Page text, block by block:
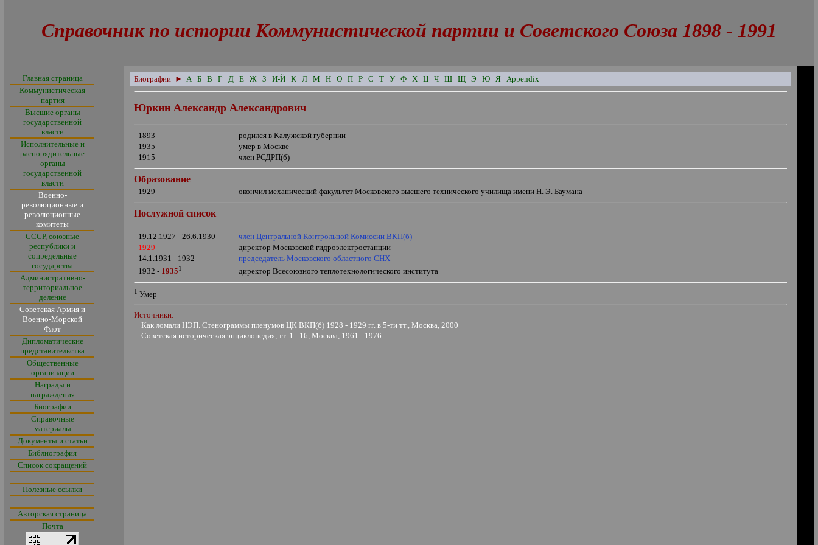
Справочник по истории Коммунистической партии и Советского Союза 1898 - 1991
Главная страница
Коммунистическая
партия
Высшие органы
государственной
власти
Исполнительные и
распорядительные
органы
государственной
власти
Военно-
революционные и
революционные
комитеты
СССР, союзные
республики и
сопредельные
государства
Административно-
территориальное
деление
Советская Армия и
Военно-Морской
Флот
Дипломатические
представительства
Общественные
организации
Награды и
награждения
Биографии
Справочные
материалы
Документы и статьи
Библиография
Список сокращений
Полезные ссылки
Авторская страница
Почта
Биографии ► А Б В Г Д Е Ж З И-Й К Л М Н О П Р С Т У Ф Х Ц Ч Ш Щ Э Ю Я Appendix
Юркин Александр Александрович
1893
родился в Калужской губернии
1935
умер в Москве
1915
член РСДРП(б)
Образование
1929 окончил механический факультет Московского высшего технического училища имени Н. Э. Баумана
Послужной список
19.12.1927 - 26.6.1930
член Центральной Контрольной Комиссии ВКП(б)
1929
директор Московской гидроэлектростанции
14.1.1931 - 1932
председатель Московского областного СНХ
1932 - 19351 директор Всесоюзного теплотехнологического института
1 Умер
Источники:
Как ломали НЭП. Стенограммы пленумов ЦК ВКП(б) 1928 - 1929 гг. в 5-ти тт., Москва, 2000
Советская историческая энциклопедия, тт. 1 - 16, Москва, 1961 - 1976